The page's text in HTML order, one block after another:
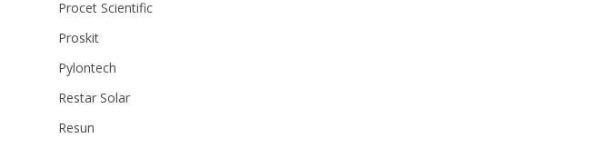
Procet Scientific
Proskit
Pylontech
Restar Solar
Resun